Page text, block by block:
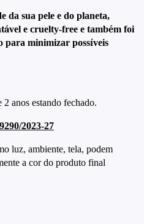
da sua pele e do planeta,
ável e cruelty-free e também foi
para minimizar possíveis
2 anos estando fechado.
2023-27
luz, ambiente, tela, podem
a cor do produto final